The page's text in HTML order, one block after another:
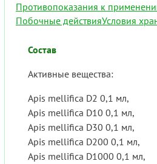
Противопоказания к
Побочные действияУсловия
Состав
Активные вещества:
Apis mellifica D2 0,1 мл,
Apis mellifica D10 0,1 мл,
Apis mellifica D30 0,1 мл,
Apis mellifica D200 0,1 мл,
Apis mellifica D1000 0,1 мл,